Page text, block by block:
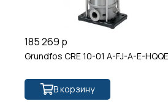
185 269 р
Grundfos CRE 10-01 A-FJ-A-E-HQQE
В корзину